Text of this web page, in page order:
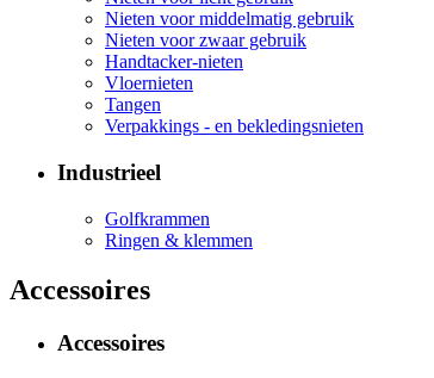
Nieten voor middelmatig gebruik
Nieten voor zwaar gebruik
Handtacker-nieten
Vloernieten
Tangen
Verpakkings - en bekledingsnieten
Industrieel
Golfkrammen
Ringen & klemmen
Accessoires
Accessoires